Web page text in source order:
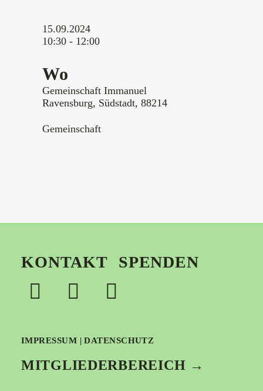
15.09.2024
10:30 - 12:00
Wo
Gemeinschaft Immanuel
Ravensburg, Südstadt, 88214
Gemeinschaft
KONTAKT SPENDEN
IMPRESSUM |DATENSCHUTZ
MITGLIEDERBEREICH →